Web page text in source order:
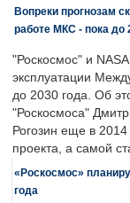
Вопреки прогнозам
работе МКС - пока до
"Роскосмос" и
эксплуатации
до 2030 года. Об
"Роскосмоса"
Рогозин еще в 2014
проекта, а самой
«Роскосмос»
года